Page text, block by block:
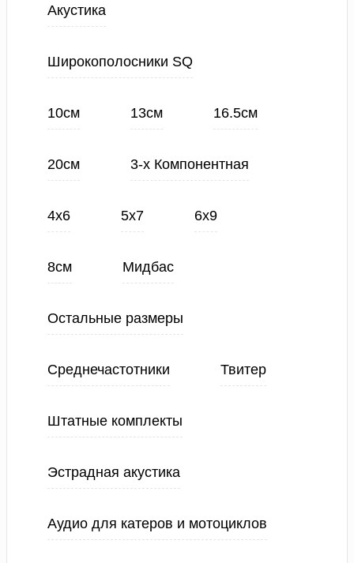
Акустика
Широкополосники SQ
10см 13см 16.5см
20см 3-х Компонентная
4х6 5х7 6х9
8см Мидбас
Остальные размеры
Среднечастотники Твитер
Штатные комплекты
Эстрадная акустика
Аудио для катеров и мотоциклов